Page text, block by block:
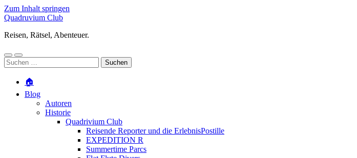
Zum Inhalt springen
Quadruvium Club
Reisen, Rätsel, Abenteuer.
Mobile-
Menü
Suchfeld
ein-/ausblenden
Suchen
nach:
🏠
Blog
Autoren
Historie
Quadrivium Club
Reisende Reporter und die ErlebnisPostille
EXPEDITION R
Summertime Parcs